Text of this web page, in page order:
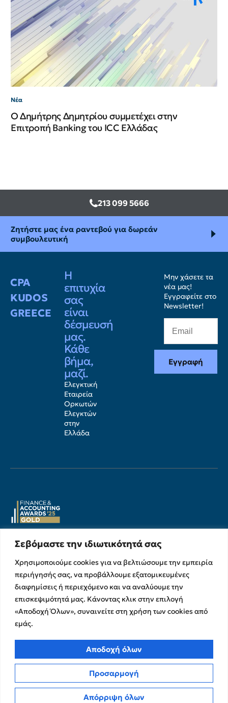
Σεβόμαστε την ιδιωτικότητά σας
Χρησιμοποιούμε cookies για να βελτιώσουμε την εμπειρία
περιήγησής σας, να προβάλλουμε εξατομικευμένες
διαφημίσεις ή περιεχόμενο και να αναλύουμε την
επισκεψιμότητά μας. Κάνοντας κλικ στην επιλογή
«Αποδοχή Όλων», συναινείτε στη χρήση των cookies από
εμάς.
Προσαρμογή
Απόρριψη όλων
Αποδοχή όλων
Νέα
Ο Δημήτρης Δημητρίου συμμετέχει στην
Επιτροπή Banking του ICC Ελλάδας
213 099 5666
Ζητήστε μας ένα ραντεβού για δωρεάν
συμβουλευτική
CPA
KUDOS
GREECE
Η
επιτυχία
σας
είναι
δέσμευσή
μας.
Κάθε
βήμα,
μαζί.
Ελεγκτική
Εταιρεία
Ορκωτών
Ελεγκτών
στην
Ελλάδα
Μην χάσετε τα
νέα μας!
Εγγραφείτε στο
Newsletter!
Εγγραφή
Υπηρεσίες
Υπηρεσίες Ελέγχου &
Διασφάλισης
Χρηματοικοικονομικές &
Συμβουλευτικές Υπηρεσίες
Υπηρεσίες Ανάπτυξης και
Καινοτομίας
Λογιστικές & Φορολογικές
Σχετικά με εμάς
Ο Όμιλος
Η Ομάδα μας
Ευκαιρίες Καριέρας
Στρατηγικές Συνεργασίες
Εκθέσεις Διαφάνειας
Επικοινωνία
Πολιτική Απορρήτου